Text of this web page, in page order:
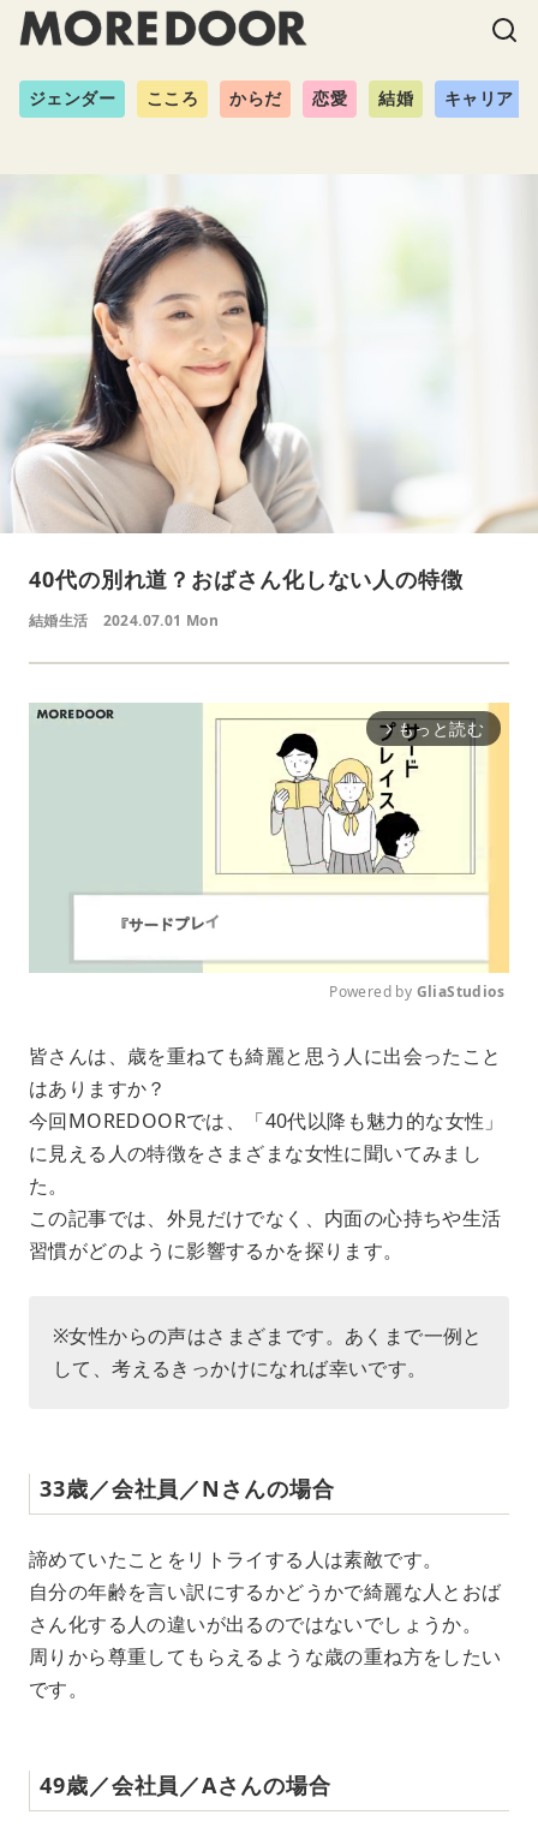
ジェンダー こころ からだ 恋愛 結婚 キャリア
40代の別れ道？おばさん化しない人の特徴
結婚生活 2024.07.01 Mon
arrow_forward_ios もっと読む
u
e
Powered by GliaStudios
皆さんは、歳を重ねても綺麗と思う人に出会ったこと
はありますか？
今回MOREDOORでは、「40代以降も魅力的な女性」
に見える人の特徴をさまざまな女性に聞いてみまし
た。
この記事では、外見だけでなく、内面の心持ちや生活
習慣がどのように影響するかを探ります。
※女性からの声はさまざまです。あくまで一例と
して、考えるきっかけになれば幸いです。
33歳／会社員／Nさんの場合
諦めていたことをリトライする人は素敵です。
自分の年齢を言い訳にするかどうかで綺麗な人とおば
さん化する人の違いが出るのではないでしょうか。
周りから尊重してもらえるような歳の重ね方をしたい
です。
49歳／会社員／Aさんの場合